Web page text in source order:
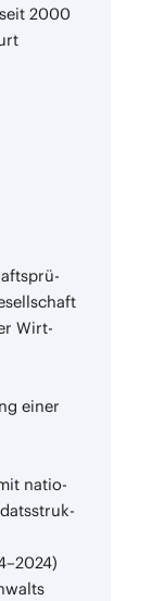
2000
Wirt­
einer
natio­